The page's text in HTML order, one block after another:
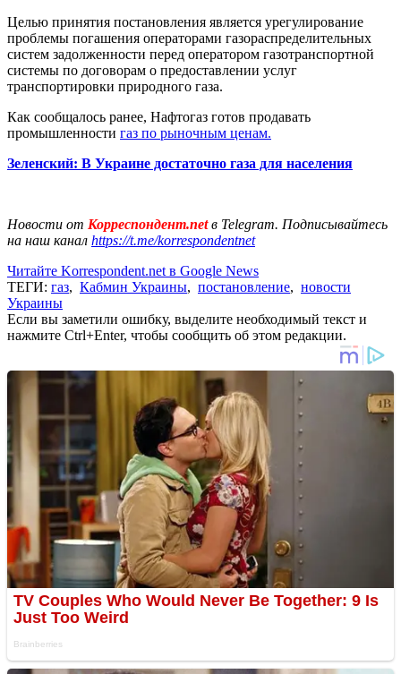
Целью принятия постановления является урегулирование
проблемы погашения операторами газораспределительных
систем задолженности перед оператором газотранспортной
системы по договорам о предоставлении услуг
транспортировки природного газа.
Как сообщалось ранее, Нафтогаз готов продавать
промышленности газ по рыночным ценам.
Зеленский: В Украине достаточно газа для населения
Новости от Корреспондент.netв Telegram. Подписывайтесь
на наш канал https://t.me/korrespondentnet
Читайте Korrespondent.net в Google News
ТЕГИ: газ, Кабмин Украины, постановление, новости
Украины
Если вы заметили ошибку, выделите необходимый текст и
нажмите Ctrl+Enter, чтобы сообщить об этом редакции.